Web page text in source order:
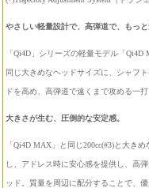
やさしい軽量設計で、高弾道で、もっと
「Qi4D」シリーズの軽量モデル「
同じ大きめなヘッドサイズに、シャフ
ドを高め、高弾道で遠くまで攻める一打
大きさが生む、圧倒的な安定感。
「Qi4D MAX」と同じ200cc(#3)と大き
し、アドレス時に安心感を提供し、高
ッド。質量を周辺に配分することで、